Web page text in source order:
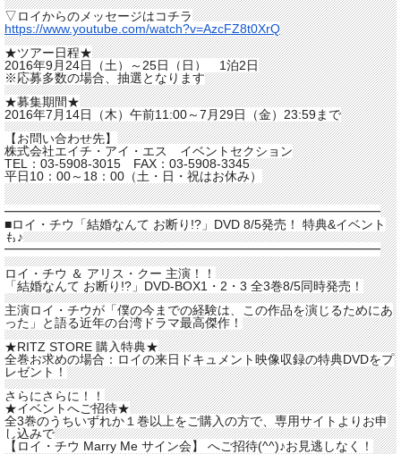
▽ロイからのメッセージはコチラ
https://www.youtube.com/watch?v=AzcFZ8t0XrQ
★ツアー日程★
2016年9月24日（土）～25日（日） 1泊2日
※応募多数の場合、抽選となります
★募集期間★
2016年7月14日（木）午前11:00～7月29日（金） 23:59まで
【お問い合わせ先】
株式会社エイチ・アイ・エス イベントセクション
TEL：03-5908-3015 FAX：03-5908-3345
平日10：00～18：00（土・日・祝はお休み）
━━━━━━━━━━━━━━━━━━━━━━━━━━━━━━
■ロイ・チウ「結婚なんて お断り!?」DVD 8/5発売！ 特典&イベント
も♪
━━━━━━━━━━━━━━━━━━━━━━━━━━━━━━
ロイ・チウ ＆ アリス・クー 主演！！
「結婚なんて お断り!?」DVD-BOX1・2・3 全3巻8/5同時発売！
主演ロイ・チウが「僕の今までの経験は、
この作品を演じるためにあ
った」
と語る近年の台湾ドラマ最高傑作！
★RITZ STORE 購入特典★
全巻お求めの場合： ロイの来日ドキュメント映像収録の特典DVDをプ
レゼント！
さらにさらに！！
★イベントへご招待★
全3巻のうちいずれか１巻以上をご購入の方で、 専用サイトよりお申
し込みで
【ロイ・チウ Marry Me サイン会】 へご招待(^^)♪お見逃しなく！